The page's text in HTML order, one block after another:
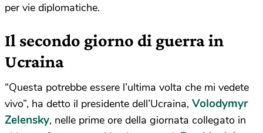
per vie diplomatiche.
Il secondo giorno di guerra in
Ucraina
“Questa potrebbe essere l’ultima volta che mi vedete
vivo”, ha detto il presidente dell’Ucraina, Volodymyr
Zelensky, nelle prime ore della giornata collegato in